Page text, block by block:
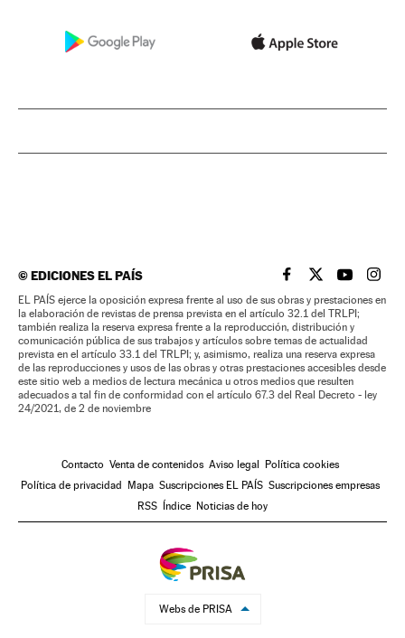
©EDICIONES EL PAÍS EL PAÍS BRASIL EN
EL PAÍSEL PAÍS
EL
EL PAÍS ejerce la oposición expresa frente al uso de sus obras y prestaciones en
la elaboración de revistas de prensa prevista en el artículo 32.1 del TRLPI;
también realiza la reserva expresa frente a la reproducción, distribución y
comunicación pública de sus trabajos y artículos sobre temas de actualidad
prevista en el artículo 33.1 del TRLPI; y, asimismo, realiza una reserva expresa
de las reproducciones y usos de las obras y otras prestaciones accesibles desde
este sitio web a medios de lectura mecánica u otros medios que resulten
adecuados a tal fin de conformidad con el artículo 67.3 del Real Decreto - ley
24/2021, de 2 de noviembre
Contacto Venta de contenidos Aviso legal Política cookies
Política de privacidad Mapa Suscripciones EL PAÍS Suscripciones empresas
RSS Índice Noticias de hoy
Webs de PRISA